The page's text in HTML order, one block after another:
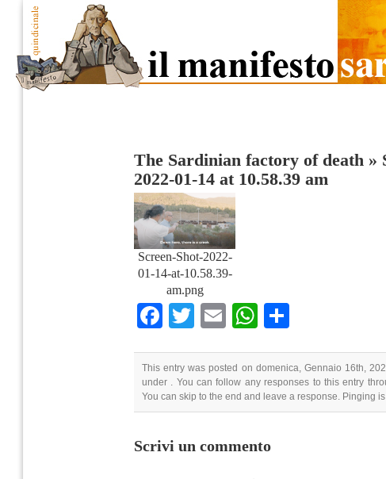
The Sardinian factory of death »
2022-01-14 at 10.58.39 am
Screen-Shot-2022-
01-14-at-10.58.39-
am.png
Facebook
TwitterEmailWhatsApp
This entry was posted on domenica, Gennaio 16th,
under . You can follow any responses to this entry
You can skip to the end and leave a response. Pinging
Scrivi un commento